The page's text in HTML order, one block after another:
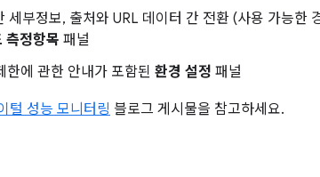
부정보, 출처와 URL 데이터 간 전환 (사용 가능한
측정항목 패널
에 관한 안내가 포함된 환경 설정 패널
털 성능 모니터링 블로그 게시물을 참고하세요.